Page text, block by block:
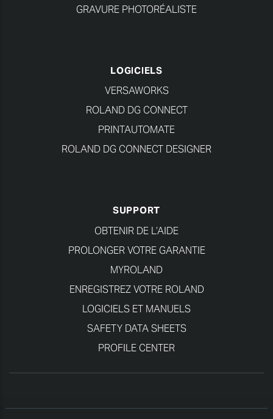
GRAVURE PHOTORÉALISTE
LOGICIELS
VERSAWORKS
ROLAND DG CONNECT
PRINTAUTOMATE
ROLAND DG CONNECT DESIGNER
SUPPORT
OBTENIR DE L’AIDE
PROLONGER VOTRE GARANTIE
MYROLAND
ENREGISTREZ VOTRE ROLAND
LOGICIELS ET MANUELS
SAFETY DATA SHEETS
PROFILE CENTER